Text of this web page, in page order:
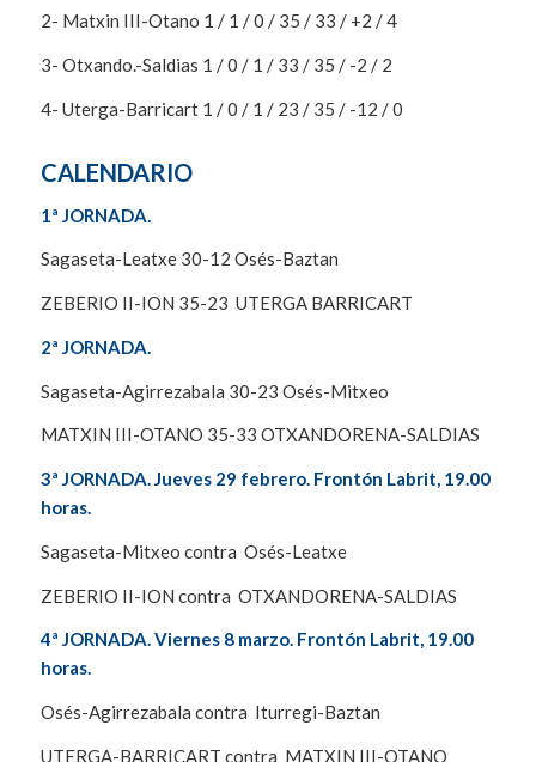
2- Matxin III-Otano 1 / 1 / 0 / 35 / 33 / +2 / 4
3- Otxando.-Saldias 1 / 0 / 1 / 33 / 35 / -2 / 2
4- Uterga-Barricart 1 / 0 / 1 / 23 / 35 / -12 / 0
CALENDARIO
1ª JORNADA.
Sagaseta-Leatxe 30-12 Osés-Baztan
ZEBERIO II-ION 35-23 UTERGA BARRICART
2ª JORNADA.
Sagaseta-Agirrezabala 30-23 Osés-Mitxeo
MATXIN III-OTANO 35-33 OTXANDORENA-SALDIAS
3ª JORNADA. Jueves 29 febrero. Frontón Labrit, 19.00
horas.
Sagaseta-Mitxeo contra Osés-Leatxe
ZEBERIO II-ION contra OTXANDORENA-SALDIAS
4ª JORNADA. Viernes 8 marzo. Frontón Labrit, 19.00
horas.
Osés-Agirrezabala contra Iturregi-Baztan
UTERGA-BARRICART contra MATXIN III-OTANO